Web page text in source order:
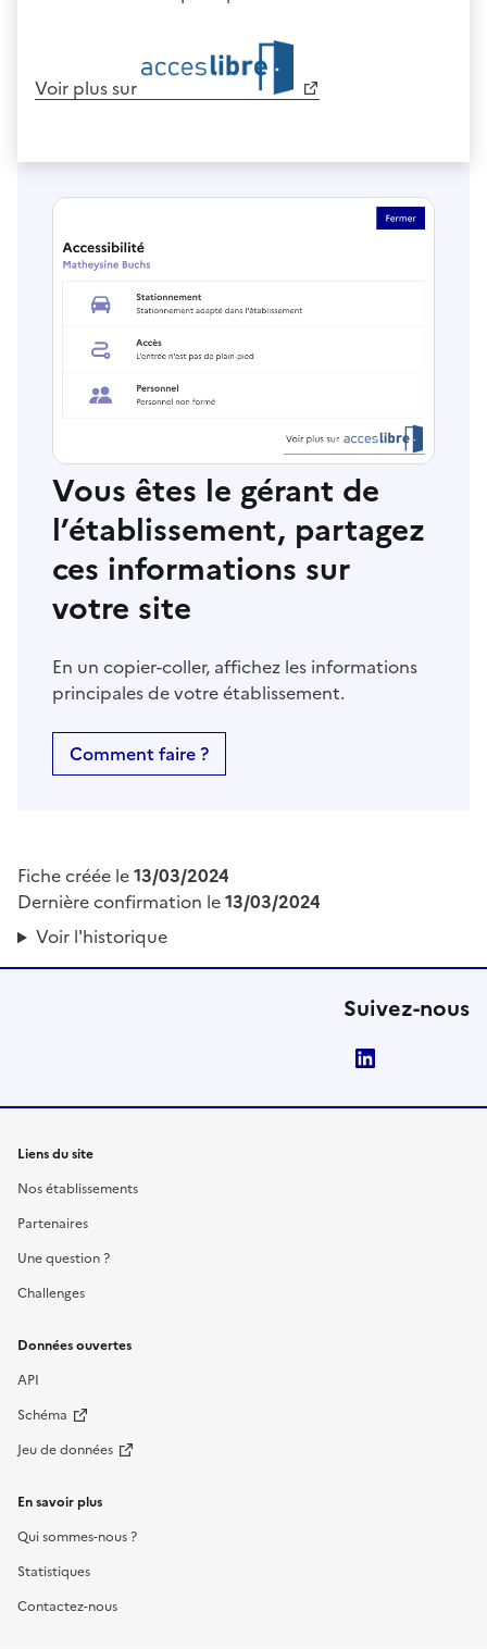
Voir plus sur
Vous êtes le gérant de
l’établissement, partagez
ces informations sur
votre site
En un copier-coller, affichez les informations
principales de votre établissement.
Comment faire ?
Fiche créée le13/03/2024
Dernière confirmation le13/03/2024
Voir l'historique
Suivez-nous
Liens du site
Nos établissements
Partenaires
Une question ?
Challenges
Données ouvertes
API
Schéma
Jeu de données
En savoir plus
Qui sommes-nous ?
Statistiques
Contactez-nous